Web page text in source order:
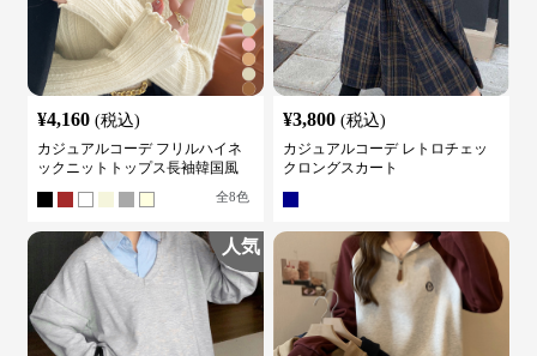
¥4,160 (税込)
カジュアルコーデ フリルハイネ
ックニットトップス長袖韓国風
全8色
¥3,800 (税込)
カジュアルコーデ レトロチェッ
クロングスカート
人気